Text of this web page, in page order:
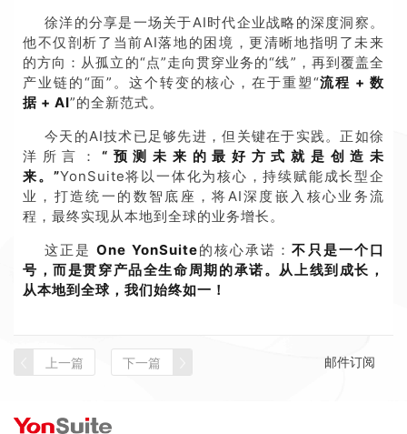
徐洋的分享是一场关于AI时代企业战略的深度洞察。
他不仅剖析了当前AI落地的困境，更清晰地指明了未来
的方向：从孤立的“点”走向贯穿业务的“线”，再到覆盖全
产业链的“面”。这个转变的核心，在于重塑“流程 +数
据 + AI”的全新范式。
今天的AI技术已足够先进，但关键在于实践。正如徐
洋所言： “预测未来的最好方式就是创造未
来。”YonSuite将以一体化为核心，持续赋能成长型企
业，打造统一的数智底座，将AI深度嵌入核心业务流
程，最终实现从本地到全球的业务增长。
这正是One YonSuite的核心承诺：不只是一个口
号，而是贯穿产品全生命周期的承诺。从上线到成长，
从本地到全球，我们始终如一！
上一篇 下一篇 邮件订阅